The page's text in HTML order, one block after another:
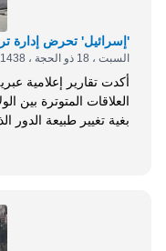
'إسرائيل' تحرض إدارة
السبت ، 18 ذو الحجة ، 1438 الموافق 09 سبتمبر 2017
أكدت تقارير إعلامية
العلاقات المتوترة بين
بغية تغيير طبيعة الدور
الخطة عرضت بالفعل على